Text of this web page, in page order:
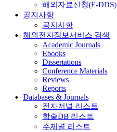
해외자료신청(E-DDS)
공지사항
공지사항
해외전자정보서비스 검색
Academic Journals
Ebooks
Dissertations
Conference Materials
Reviews
Reports
Databases & Journals
전자저널 리스트
학술DB 리스트
주제별 리스트